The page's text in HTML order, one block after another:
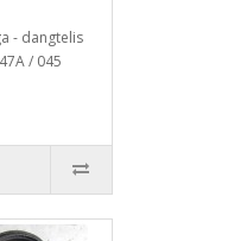
- dangtelis
/ 045